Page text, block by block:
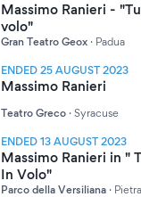
Massimo Ranieri -
volo"
Gran Teatro Geox · Padua
ENDED 25 AUGUST 2023
Massimo Ranieri
Teatro Greco · Syracuse
ENDED 13 AUGUST 2023
Massimo Ranieri in "
In Volo"
Parco della Versiliana ·